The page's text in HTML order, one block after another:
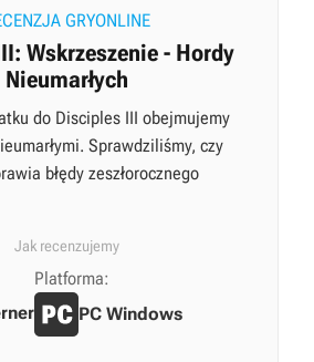
GRYONLINE
Wskrzeszenie - Hordy
Nieumarłych
do Disciples III obejmujemy
Sprawdziliśmy, czy
błędy zeszłorocznego
Jak recenzujemy
Platforma:
PC Windows